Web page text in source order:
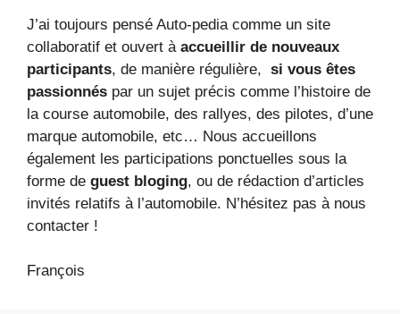
J’ai toujours pensé Auto-pedia comme un site
collaboratif et ouvert à accueillir de nouveaux
participants, de manière régulière, si vous êtes
passionnés par un sujet précis comme l’histoire de
la course automobile, des rallyes, des pilotes, d’une
marque automobile, etc… Nous accueillons
également les participations ponctuelles sous la
forme de guest bloging, ou de rédaction d’articles
invités relatifs à l’automobile. N’hésitez pas à nous
contacter !
François